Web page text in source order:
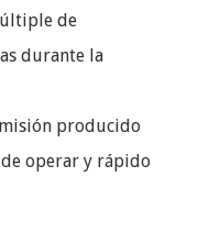
de
durante la
producido
operar y rápido